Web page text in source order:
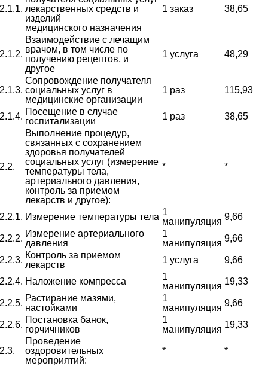
лекарственных средств и
изделий
медицинского назначения
1 заказ 38,65
Взаимодействие с лечащим
врачом, в том числе по
получению рецептов, и
другое
1 услуга 48,29
Сопровождение получателя
социальных услуг в
медицинские организации
1 раз 115,93
Посещение в случае
госпитализации
1 раз 38,65
Выполнение процедур,
связанных с сохранением
здоровья получателей
социальных услуг (измерение
температуры тела,
артериального давления,
контроль за приемом
лекарств и другое):
* *
Измерение температуры тела 1
манипуляция 9,66
Измерение артериального
давления
1
манипуляция 9,66
Контроль за приемом
лекарств
1 услуга 9,66
Наложение компресса
1
манипуляция 19,33
Растирание мазями,
настойками
1
манипуляция 9,66
Постановка банок,
горчичников
1
манипуляция 19,33
Проведение
оздоровительных
мероприятий:
* *